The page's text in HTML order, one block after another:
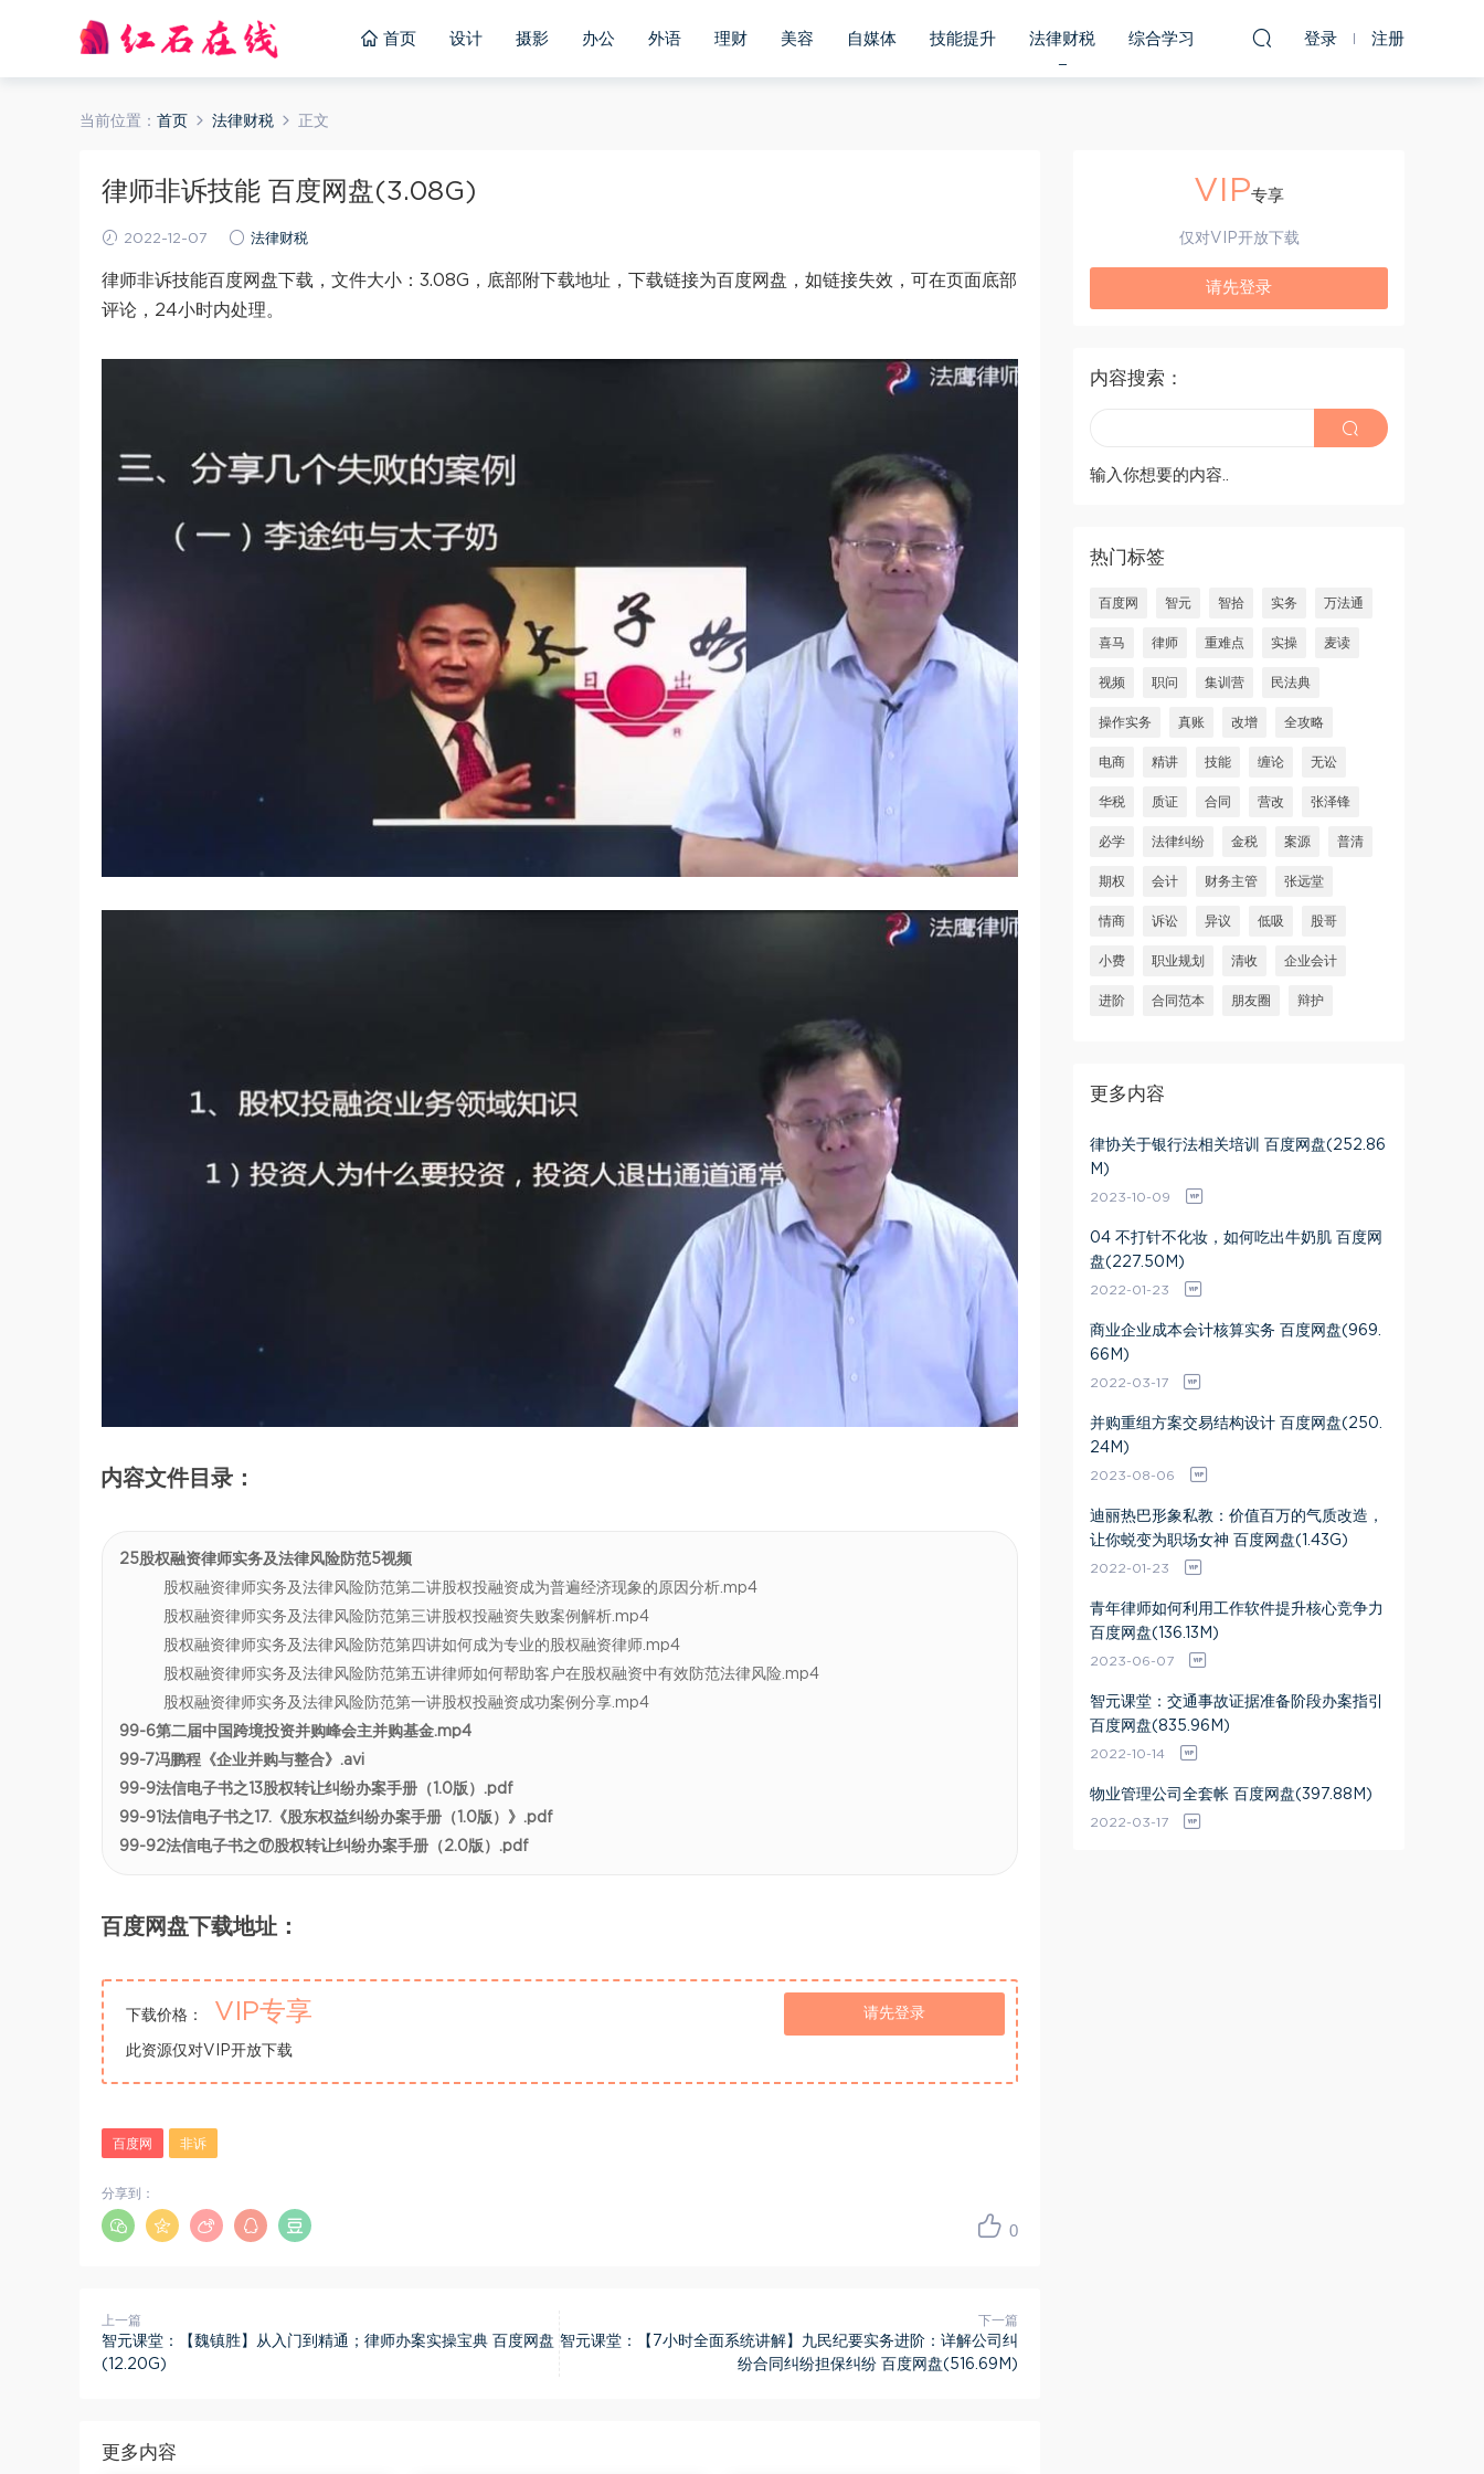
首页 设计 摄影 办公 外语 理财 美容 自媒体 技能提升 法律财税 综合学习 登录 注册
当前位置： 首页 法律财税 正文
律师非诉技能 百度网盘(3.08G)
2022-12-07 法律财税
律师非诉技能百度网盘下载，文件大小：3.08G，底部附下载地址，下载链接为百度网盘，如链接失效，可在页面底部
评论，24小时内处理。
内容文件目录：
25股权融资律师实务及法律风险防范5视频
股权融资律师实务及法律风险防范第二讲股权投融资成为普遍经济现象的原因分析.mp4
股权融资律师实务及法律风险防范第三讲股权投融资失败案例解析.mp4
股权融资律师实务及法律风险防范第四讲如何成为专业的股权融资律师.mp4
股权融资律师实务及法律风险防范第五讲律师如何帮助客户在股权融资中有效防范法律风险.mp4
股权融资律师实务及法律风险防范第一讲股权投融资成功案例分享.mp4
99-6第二届中国跨境投资并购峰会主并购基金.mp4
99-7冯鹏程《企业并购与整合》.avi
99-9法信电子书之13股权转让纠纷办案手册（1.0版）.pdf
99-91法信电子书之17.《股东权益纠纷办案手册（1.0版）》.pdf
99-92法信电子书之⑰股权转让纠纷办案手册（2.0版）.pdf
百度网盘下载地址：
下载价格： VIP专享
此资源仅对VIP开放下载
请先登录
百度网 非诉
0
分享到：
上一篇
智元课堂：【魏镇胜】从入门到精通；律师办案实操宝典 百度网盘
(12.20G)
下一篇
智元课堂：【7小时全面系统讲解】九民纪要实务进阶：详解公司纠
纷合同纠纷担保纠纷 百度网盘(516.69M)
更多内容
VIP专享
仅对VIP开放下载
请先登录
内容搜索：
输入你想要的内容..
热门标签
百度网 智元 智拾 实务 万法通
喜马 律师 重难点 实操 麦读
视频 职问 集训营 民法典
操作实务 真账 改增 全攻略
电商 精讲 技能 缠论 无讼
华税 质证 合同 营改 张泽锋
必学 法律纠纷 金税 案源 普清
期权 会计 财务主管 张远堂
情商 诉讼 异议 低吸 股哥
小费 职业规划 清收 企业会计
进阶 合同范本 朋友圈 辩护
更多内容
律协关于银行法相关培训 百度网盘(252.86
M)
2023-10-09
04 不打针不化妆，如何吃出牛奶肌 百度网
盘(227.50M)
2022-01-23
商业企业成本会计核算实务 百度网盘(969.
66M)
2022-03-17
并购重组方案交易结构设计 百度网盘(250.
24M)
2023-08-06
迪丽热巴形象私教：价值百万的气质改造，
让你蜕变为职场女神 百度网盘(1.43G)
2022-01-23
青年律师如何利用工作软件提升核心竞争力
百度网盘(136.13M)
2023-06-07
智元课堂：交通事故证据准备阶段办案指引
百度网盘(835.96M)
2022-10-14
物业管理公司全套帐 百度网盘(397.88M)
2022-03-17